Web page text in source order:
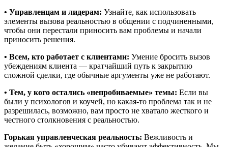
• Управленцам и лидерам: Узнайте, как использовать
элементы вызова реальностью в общении с подчиненными,
чтобы они перестали приносить вам проблемы и начали
приносить решения.
• Всем, кто работает с клиентами: Умение бросить вызов
убеждениям клиента — кратчайший путь к закрытию
сложной сделки, где обычные аргументы уже не работают.
• Тем, у кого остались «непробиваемые» темы: Если вы
были у психологов и коучей, но какая-то проблема так и не
разрешилась, возможно, вам просто не хватало жесткого и
честного столкновения с реальностью.
Горькая управленческая реальность: Вежливость и